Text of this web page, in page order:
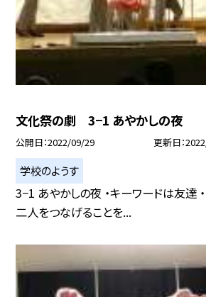
文化祭の劇 3−1 あやかしの夜
公開日 2022/09/29 更新日
学校のようす
3−1 あやかしの夜 ・キーワードは友達
二人をつなげることを...